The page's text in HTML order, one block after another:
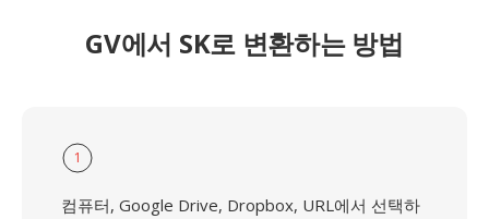
GV에서 SK로 변환하는 방법
1
컴퓨터, Google Drive, Dropbox, URL에서 선택하